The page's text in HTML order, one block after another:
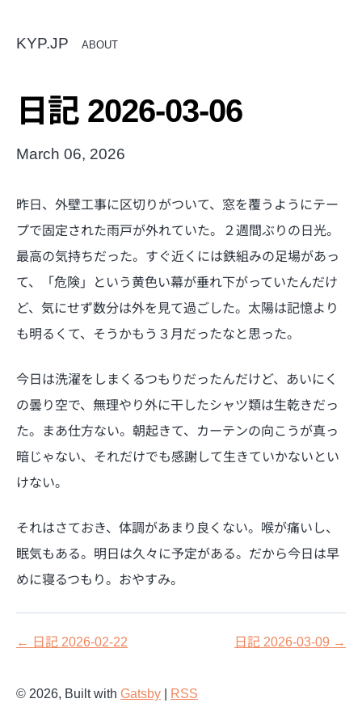
KYP.JP ABOUT
日記 2026-03-06
March 06, 2026
昨日、外壁工事に区切りがついて、窓を覆うようにテー
プで固定された雨戸が外れていた。２週間ぶりの日光。
最高の気持ちだった。すぐ近くには鉄組みの足場があっ
て、「危険」という黄色い幕が垂れ下がっていたんだけ
ど、気にせず数分は外を見て過ごした。太陽は記憶より
も明るくて、そうかもう３月だったなと思った。
今日は洗濯をしまくるつもりだったんだけど、あいにく
の曇り空で、無理やり外に干したシャツ類は生乾きだっ
た。まあ仕方ない。朝起きて、カーテンの向こうが真っ
暗じゃない、それだけでも感謝して生きていかないとい
けない。
それはさておき、体調があまり良くない。喉が痛いし、
眠気もある。明日は久々に予定がある。だから今日は早
めに寝るつもり。おやすみ。
← 日記 2026-02-22 日記 2026-03-09 →
© 2026, Built with Gatsby RSS